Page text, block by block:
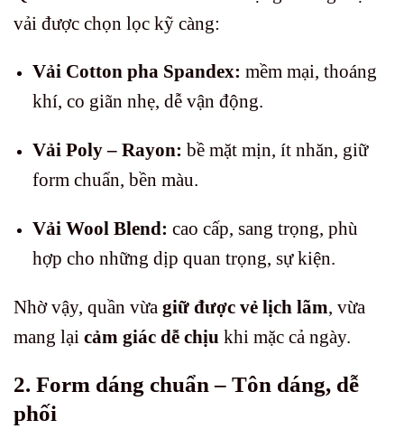
vải được chọn lọc kỹ càng:
Vải Cotton pha Spandex: mềm mại, thoáng
khí, co giãn nhẹ, dễ vận động.
Vải Poly – Rayon: bề mặt mịn, ít nhăn, giữ
form chuẩn, bền màu.
Vải Wool Blend: cao cấp, sang trọng, phù
hợp cho những dịp quan trọng, sự kiện.
Nhờ vậy, quần vừa giữ được vẻ lịch lãm, vừa
mang lại cảm giác dễ chịu khi mặc cả ngày.
2. Form dáng chuẩn – Tôn dáng, dễ
phối